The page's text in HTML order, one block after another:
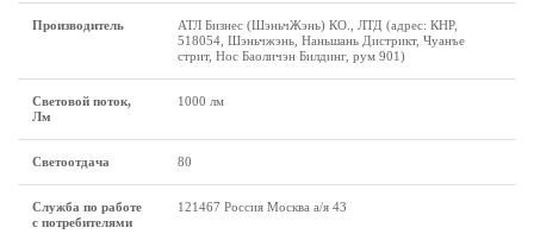
Производитель
АТЛ Бизнес (ШэньчЖэнь) КО., ЛТД (адрес: КНР,
518054, Шэньчжэнь, Наньшань Дистрикт, Чуанъе
стрит, Нос Баоличэн Билдинг, рум 901)
Световой поток,
Лм
1000 лм
Светоотдача 80
Служба по работе
с потребителями
121467 Россия Москва а/я 43